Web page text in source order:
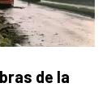
de la